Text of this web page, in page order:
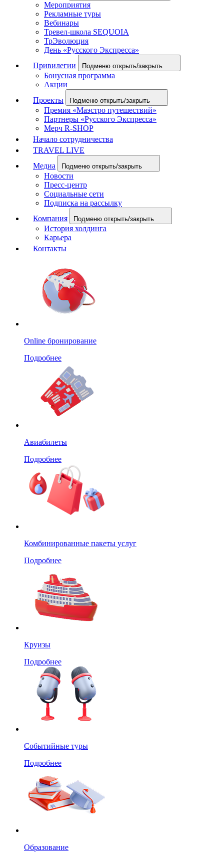
Мероприятия
Рекламные туры
Вебинары
Тревел-школа SEQUOIA
ТрЭволюция
День «Русского Экспресса»
Привилегии
Подменю открыть/закрыть
Бонусная программа
Акции
Проекты
Подменю открыть/закрыть
Премия «Маэстро путешествий»
Партнеры «Русского Экспресса»
Мерч R-SHOP
Начало сотрудничества
TRAVEL LIVE
Медиа
Подменю открыть/закрыть
Новости
Пресс-центр
Социальные сети
Подписка на рассылку
Компания
Подменю открыть/закрыть
История холдинга
Карьера
Контакты
Online бронирование
Подробнее
Авиабилеты
Подробнее
Комбинированные пакеты услуг
Подробнее
Круизы
Подробнее
Событийные туры
Подробнее
Образование